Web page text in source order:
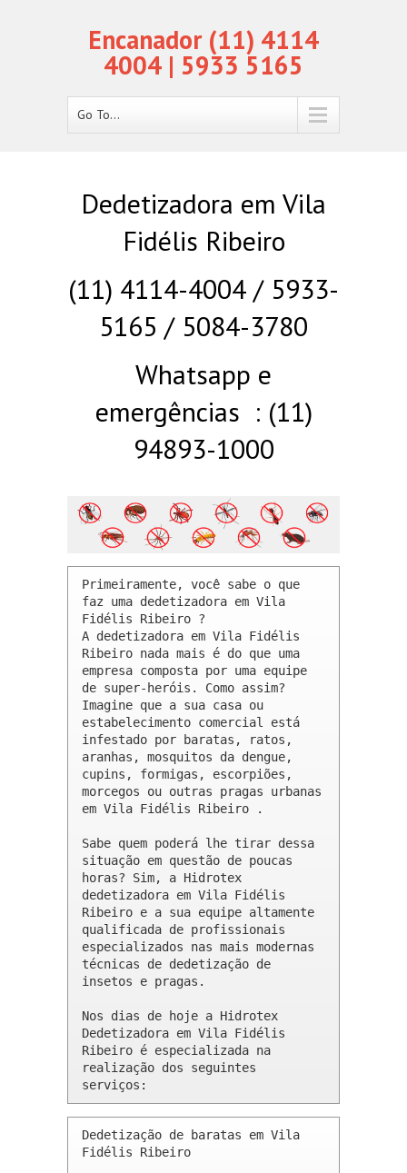
Encanador (11) 4114
4004 | 5933 5165
Go To...
Dedetizadora em Vila
Fidélis Ribeiro
(11) 4114-4004 / 5933-
5165 / 5084-3780
Whatsapp e
emergências : (11)
94893-1000
Primeiramente, você sabe o que
faz uma dedetizadora em Vila
Fidélis Ribeiro ?
A dedetizadora em Vila Fidélis
Ribeiro nada mais é do que uma
empresa composta por uma equipe
de super-heróis. Como assim?
Imagine que a sua casa ou
estabelecimento comercial está
infestado por baratas, ratos,
aranhas, mosquitos da dengue,
cupins, formigas, escorpiões,
morcegos ou outras pragas urbanas
em Vila Fidélis Ribeiro .
Sabe quem poderá lhe tirar dessa
situação em questão de poucas
horas? Sim, a Hidrotex
dedetizadora em Vila Fidélis
Ribeiro e a sua equipe altamente
qualificada de profissionais
especializados nas mais modernas
técnicas de dedetização de
insetos e pragas.
Nos dias de hoje a Hidrotex
Dedetizadora em Vila Fidélis
Ribeiro é especializada na
realização dos seguintes
serviços:
Dedetização de baratas em Vila
Fidélis Ribeiro